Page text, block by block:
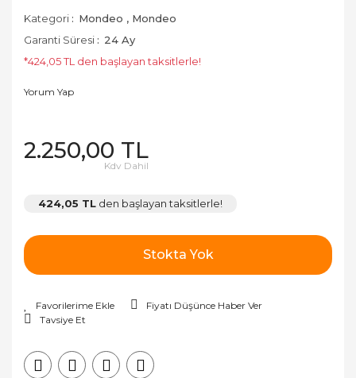
Kategori Mondeo , Mondeo
Garanti Süresi
24 Ay
*424,05 TL den başlayan taksitlerle!
Yorum Yap
2.250,00 TL
Kdv Dahil
424,05 TL den başlayan taksitlerle!
Stokta Yok
Fiyatı Düşünce Haber Ver
Tavsiye Et